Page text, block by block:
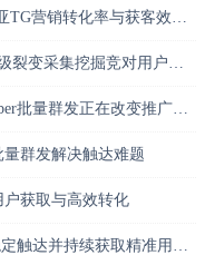
营销转化率与获客效率？
挖掘竞对用户并做私信转化？
量群发正在改变推广方式
群发解决触达难题
获取与高效转化
达并持续获取精准用户？